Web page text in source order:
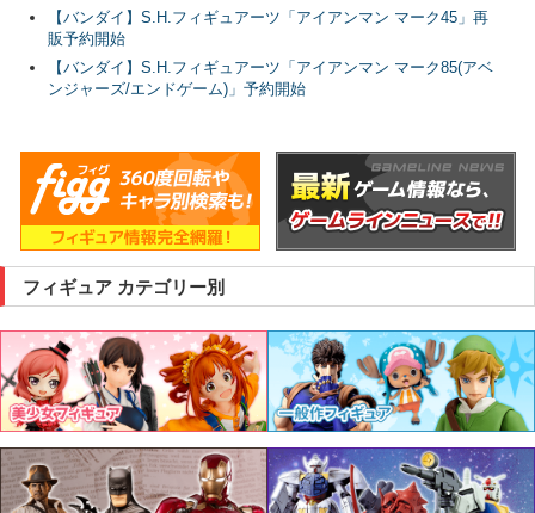
【バンダイ】S.H.フィギュアーツ「アイアンマン マーク45」再
販予約開始
【バンダイ】S.H.フィギュアーツ「アイアンマン マーク85(アベ
ンジャーズ/エンドゲーム)」予約開始
フィギュア カテゴリー別